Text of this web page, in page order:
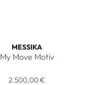
MESSIKA
My Move Motiv
2.500,00 €